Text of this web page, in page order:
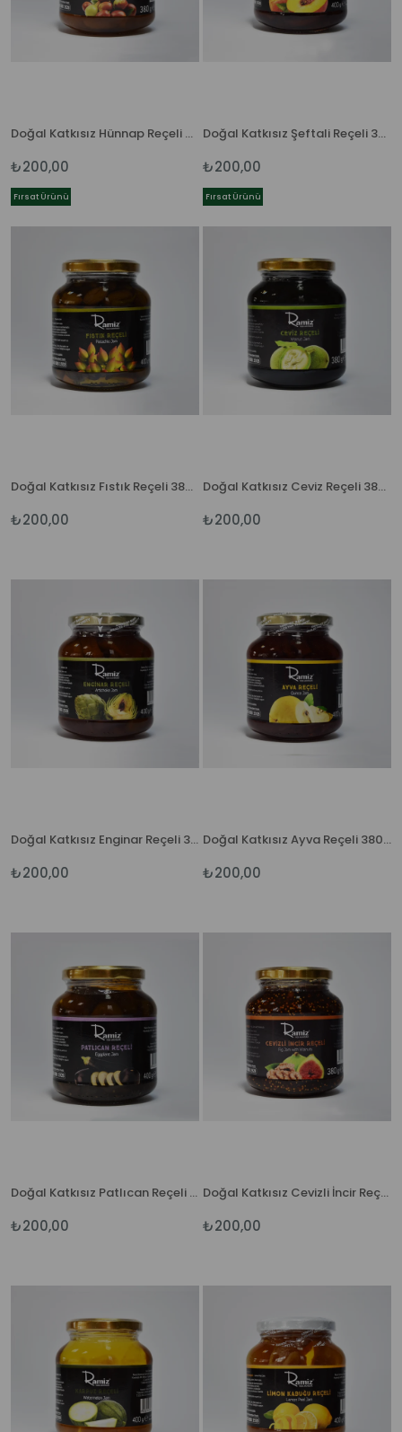
Doğal Katkısız Hünnap Reçeli 380 gr.
₺200,00
Doğal Katkısız Şeftali Reçeli 380 gr.
₺200,00
Doğal Katkısız Fıstık Reçeli 380 gr.
₺200,00
Fırsat Ürünü
Doğal Katkısız Ceviz Reçeli 380 gr
₺200,00
Fırsat Ürünü
Doğal Katkısız Enginar Reçeli 380 gr.
₺200,00
Doğal Katkısız Ayva Reçeli 380 gr.
₺200,00
Doğal Katkısız Patlıcan Reçeli 380 gr.
₺200,00
Doğal Katkısız Cevizli İncir Reçeli 380 gr.
₺200,00